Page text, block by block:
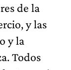
de la
y las
y la
Todos